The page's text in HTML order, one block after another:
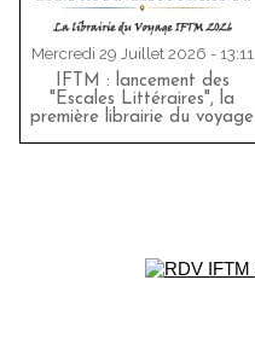
Mercredi 29 Juillet 2026 - 13:11
IFTM : lancement des
"Escales Littéraires", la
première librairie du voyage